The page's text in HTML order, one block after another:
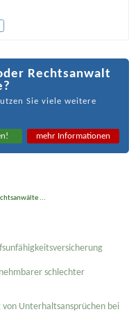
Rechtsanwalt
Sie viele weitere
mehr Informationen
...
schlechter
Unterhaltsansprüchen bei